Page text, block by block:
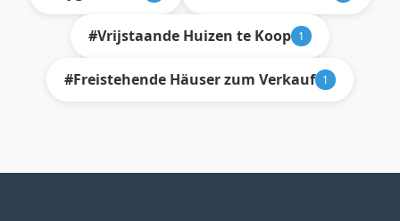
#Vrijstaande Huizen te Koop 1
#Freistehende Häuser zum Verkauf 1